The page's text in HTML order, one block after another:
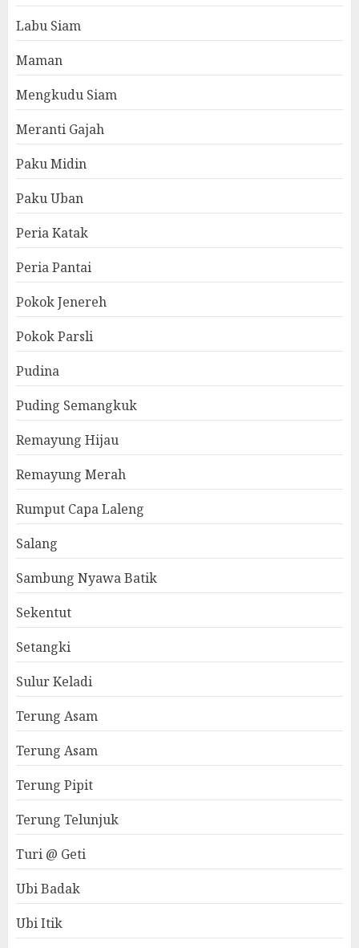
Labu Siam
Maman
Mengkudu Siam
Meranti Gajah
Paku Midin
Paku Uban
Peria Katak
Peria Pantai
Pokok Jenereh
Pokok Parsli
Pudina
Puding Semangkuk
Remayung Hijau
Remayung Merah
Rumput Capa Laleng
Salang
Sambung Nyawa Batik
Sekentut
Setangki
Sulur Keladi
Terung Asam
Terung Asam
Terung Pipit
Terung Telunjuk
Turi @ Geti
Ubi Badak
Ubi Itik